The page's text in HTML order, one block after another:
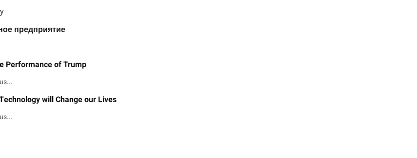
предприятие
Performance of Trump
will Change our Lives